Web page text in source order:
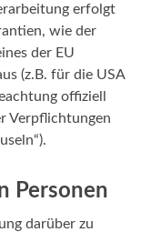
erfolgt
wie der
der EU
(z.B. für die USA
offiziell
Verpflichtungen
Personen
darüber zu